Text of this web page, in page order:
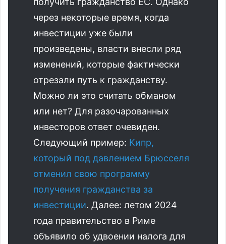
через некоторые время, когда
инвестиции уже были
произведены, власти внесли ряд
изменений, которые фактически
отрезали путь к гражданству.
Можно ли это считать обманом
или нет? Для разочарованных
инвесторов ответ очевиден.
Следующий пример: Кипр,
который под давлением Брюсселя
отменил свою программу
получения гражданства за
инвестиции. Далее: летом 2024
года правительство в Риме
объявило об удвоении налога для